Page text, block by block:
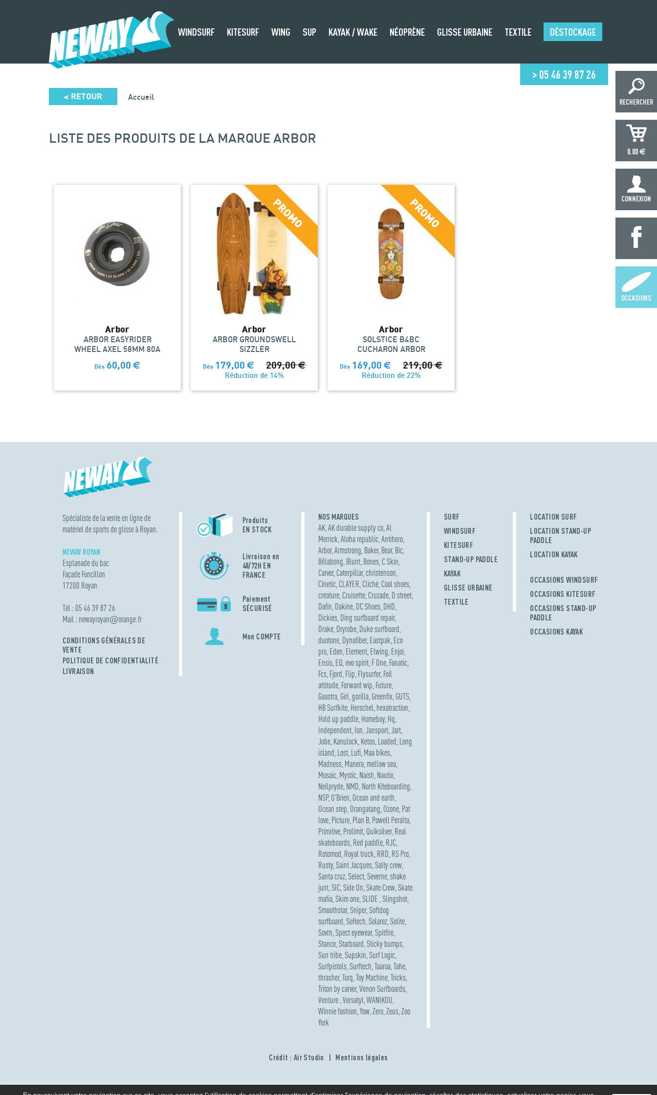
> 05 46 39 87 26
SURF WINDSURF KITESURF WING SUP KAYAK / WAKE NÉOPRÈNE GLISSE URBAINE TEXTILE DÉSTOCKAGE
RECHERCHER
0.00€
CONNEXION
OCCASIONS
< RETOUR Accueil
LISTE DES PRODUITS DE LA MARQUE ARBOR
Arbor
ARBOR EASYRIDER
WHEEL AXEL 58MM 80A
Dès 60,00 €
Arbor
ARBOR GROUNDSWELL
SIZZLER
Dès 179,00 € 209,00€
Réduction de 14%
Arbor
SOLSTICE B4BC
CUCHARON ARBOR
Dès 169,00 € 219,00€
Réduction de 22%
Spécialiste de la vente en ligne de
matériel de sports de glisse à Royan.
NEWAY ROYAN
Esplanade du bac
Façade Foncillon
17200 Royan
Tél : 05 46 39 87 26
Mail : newayroyan@orange.fr
CONDITIONS GÉNÉRALES DE
VENTE
POLITIQUE DE CONFIDENTIALITÉ
LIVRAISON
Produits
EN STOCK
Livraison en
48/72H EN
FRANCE
Paiement
SÉCURISÉ
Mon COMPTE
NOS MARQUES
AK, AK durable supply co, Al
Merrick Aloha republic, Antihero,
Arbor, Armstrong Baker, Bear, Bic,
Billabong Blunt, Bones, C Skin
Carver, Caterpillar, christenson
Cinetic, CLAYER Cliché, Cool shoes,
creature, Cruisette, Cruzade, D street,
Dafin Dakine, DC Shoes, DHD
Dickies, Ding surfboard repair,
Drake, Dryrobe, Duke surfboard
duotone, Dynafiber, Eastpak Eco
pro, Eden Element, Elwing Enjoi,
Ensis, EQ evo spirit, F One, Fanatic,
Fcs, Fjord Flip Flysurfer, Foil
attitude, Forward wip Future,
Gaastra, Girl gorilla, Greenfix GUTS,
HB Surfkite, Herschel hexatraction
Hold up paddle, Homeboy, Hq
Independent, Ion Jansport, Jart,
Jobe, Kanulock Ketos, Loaded Long
island Lost, Lufi, Maa bikes,
Madness, Manera, mellow sea,
Mosaic, Mystic, Naish Nautix
Neilpryde, NMD North Kiteboarding
NSP, O'Brien Ocean and earth
Ocean step Orangatang Ozone, Pat
love, Picture, Plan B, Powell Peralta,
Primitive, Prolimit, Quiksilver, Real
skateboards, Red paddle, RJC,
Rotomod Royal truck RRD RS Pro,
Rusty, Saint Jacques, Salty crew,
Santa cruz, Select, Severne, shake
junt, SIC, Side On Skate Crew, Skate
mafia, Skim one, SLIDE Slingshot,
Smoothstar, Sniper, Softdog
surfboard Softech Solarez, Solite,
Sovrn Spect eyewear, Spitfire,
Stance, Starboard Sticky bumps,
Sun tribe, Supskin Surf Logic,
Surfpistols, Surftech Taaroa, Tahe,
thrasher, Torq Toy Machine, Tricks,
Triton by carver, Venon Surfboards,
Venture Versatyl WANIKOU
Winnie fashion Yow, Zero, Zeus, Zoo
York
SURF
WINDSURF
KITESURF
STAND-UP PADDLE
KAYAK
GLISSE URBAINE
TEXTILE
LOCATION SURF
LOCATION STAND-UP
PADDLE
LOCATION KAYAK
OCCASIONS WINDSURF
OCCASIONS KITESURF
OCCASIONS STAND-UP
PADDLE
OCCASIONS KAYAK
Crédit : Air Studio Mentions légales